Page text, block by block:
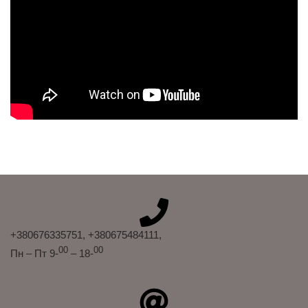
+380676335751 , +380675484111 ,
Пн – Пт 9-00 – 18-00